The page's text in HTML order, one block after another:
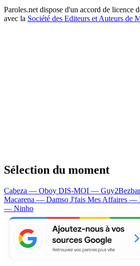
Paroles.net dispose d'un accord de licence
avec la Société des Editeurs et Auteurs de
Sélection du moment
Cabeza — Oboy DIS-MOI —
Macarena — Damso J'fais Mes Affaires —
— Ninho